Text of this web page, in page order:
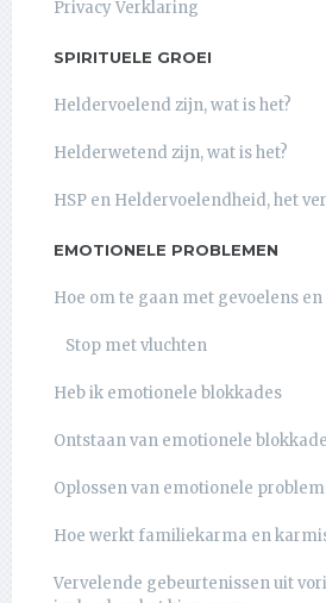
Privacy Verklaring
SPIRITUELE GROEI
Heldervoelend zijn, wat is het?
Helderwetend zijn, wat is het?
HSP en Heldervoelendheid, het
EMOTIONELE PROBLEMEN
Hoe om te gaan met gevoelens
Stop met vluchten
Heb ik emotionele blokkades
Ontstaan van emotionele
Oplossen van emotionele
Hoe werkt familiekarma en
Vervelende gebeurtenissen uit